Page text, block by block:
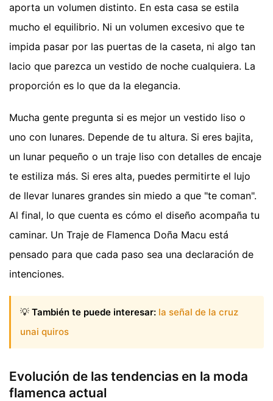
aporta un volumen distinto. En esta casa se estila
mucho el equilibrio. Ni un volumen excesivo que te
impida pasar por las puertas de la caseta, ni algo tan
lacio que parezca un vestido de noche cualquiera. La
proporción es lo que da la elegancia.
Mucha gente pregunta si es mejor un vestido liso o
uno con lunares. Depende de tu altura. Si eres bajita,
un lunar pequeño o un traje liso con detalles de encaje
te estiliza más. Si eres alta, puedes permitirte el lujo
de llevar lunares grandes sin miedo a que "te coman".
Al final, lo que cuenta es cómo el diseño acompaña tu
caminar. Un Traje de Flamenca Doña Macu está
pensado para que cada paso sea una declaración de
intenciones.
💡 También te puede interesar: la señal de la cruz
unai quiros
Evolución de las tendencias en la moda
flamenca actual